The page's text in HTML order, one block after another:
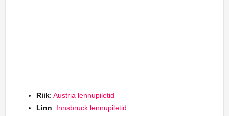
Riik: Austria lennupiletid
Linn: Innsbruck lennupiletid